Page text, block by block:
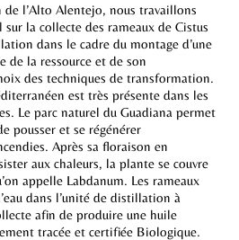
de l’Alto Alentejo, nous travaillons
la collecte des rameaux de Cistus
dans le cadre du montage d’une
de la ressource et de son
des techniques de transformation.
est très présente dans les
Le parc naturel du Guadiana permet
pousser et se régénérer
Après sa floraison en
aux chaleurs, la plante se couvre
appelle Labdanum. Les rameaux
dans l’unité de distillation à
afin de produire une huile
tracée et certifiée Biologique.